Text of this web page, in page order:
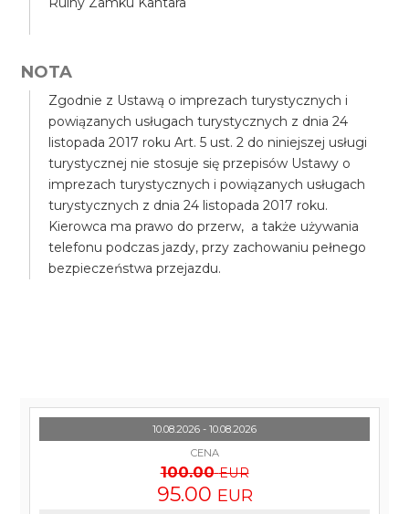
NOTA
Zgodnie z Ustawą o imprezach turystycznych i
powiązanych usługach turystycznych z dnia 24
listopada 2017 roku Art. 5 ust. 2 do niniejszej usługi
turystycznej nie stosuje się przepisów Ustawy o
imprezach turystycznych i powiązanych usługach
turystycznych z dnia 24 listopada 2017 roku.
Kierowca ma prawo do przerw, a także używania
telefonu podczas jazdy, przy zachowaniu pełnego
bezpieczeństwa przejazdu.
10.08.2026 - 10.08.2026
CENA
100.00 EUR
95.00 EUR